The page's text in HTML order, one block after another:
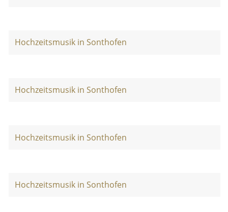
Hochzeitsmusik in Sonthofen
Hochzeitsmusik in Sonthofen
Hochzeitsmusik in Sonthofen
Hochzeitsmusik in Sonthofen